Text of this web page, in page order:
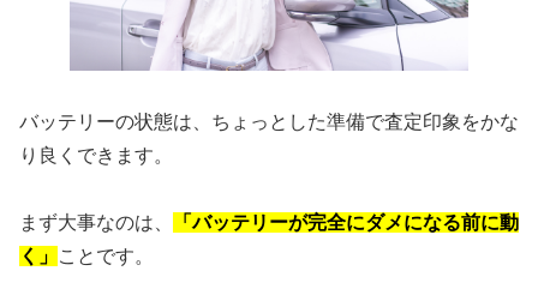
バッテリーの状態は、ちょっとした準備で査定印象をかな
り良くできます。
まず大事なのは、
「バッテリーが完全にダメになる前に動
く」 ことです。